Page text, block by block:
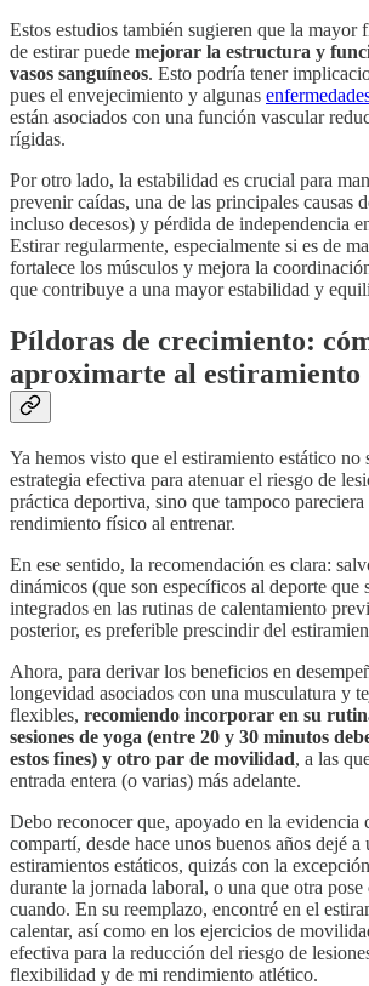
Estos estudios también sugieren que la mayor
de estirar puede mejorar la estructura y
vasos sanguíneos. Esto podría tener
pues el envejecimiento y algunas
están asociados con una función vascular
rígidas.
Por otro lado, la estabilidad es crucial para
prevenir caídas, una de las principales causas
incluso decesos) y pérdida de independencia
Estirar regularmente, especialmente si es de
fortalece los músculos y mejora la
que contribuye a una mayor estabilidad y
Píldoras de crecimiento:
aproximarte al estiramiento
Ya hemos visto que el estiramiento estático no
estrategia efectiva para atenuar el riesgo de
práctica deportiva, sino que tampoco
rendimiento físico al entrenar.
En ese sentido, la recomendación es clara:
dinámicos (que son específicos al deporte que
integrados en las rutinas de calentamiento
posterior, es preferible prescindir del
Ahora, para derivar los beneficios en
longevidad asociados con una musculatura y
flexibles, recomiendo incorporar en su
sesiones de yoga (entre 20 y 30 minutos
estos fines) y otro par de movilidad, a las
entrada entera (o varias) más adelante.
Debo reconocer que, apoyado en la evidencia
compartí, desde hace unos buenos años dejé a
estiramientos estáticos, quizás con la
durante la jornada laboral, o una que otra pose
cuando. En su reemplazo, encontré en el
calentar, así como en los ejercicios de
efectiva para la reducción del riesgo de
flexibilidad y de mi rendimiento atlético.